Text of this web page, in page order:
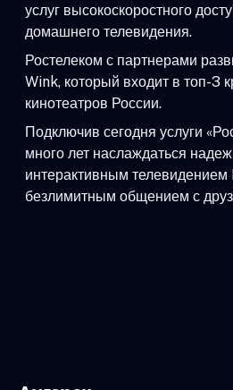
услуг высокоскоростного
домашнего телевидения.
Ростелеком с партнерами
Wink, который входит в топ-3
кинотеатров России.
Подключив сегодня услуги
много лет наслаждаться
интерактивным телевидением
безлимитным общением с